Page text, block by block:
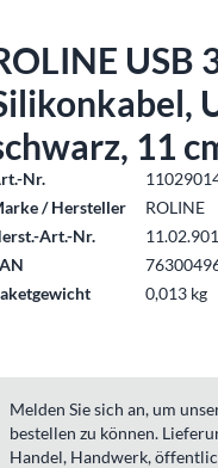
USB
11
Nr.
/ Hersteller
ROLINE
Art.-Nr.
0,013 kg
Melden Sie sich an, um
bestellen zu können.
Handel, Handwerk,